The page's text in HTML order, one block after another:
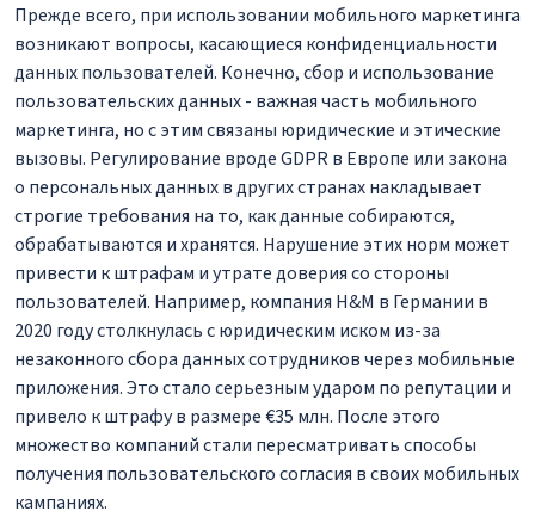
Прежде всего, при использовании мобильного маркетинга
возникают вопросы, касающиеся конфиденциальности
данных пользователей. Конечно, сбор и использование
пользовательских данных - важная часть мобильного
маркетинга, но с этим связаны юридические и этические
вызовы. Регулирование вроде GDPR в Европе или закона
о персональных данных в других странах накладывает
строгие требования на то, как данные собираются,
обрабатываются и хранятся. Нарушение этих норм может
привести к штрафам и утрате доверия со стороны
пользователей. Например, компания H&M в Германии в
2020 году столкнулась с юридическим иском из-за
незаконного сбора данных сотрудников через мобильные
приложения. Это стало серьезным ударом по репутации и
привело к штрафу в размере €35 млн. После этого
множество компаний стали пересматривать способы
получения пользовательского согласия в своих мобильных
кампаниях.